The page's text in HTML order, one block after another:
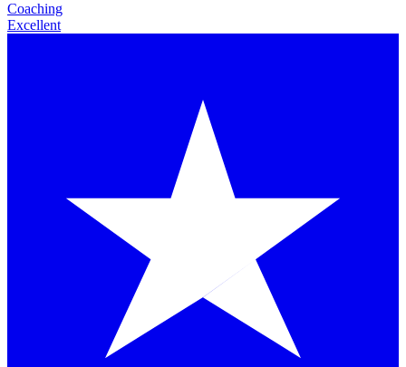
Coaching
Excellent